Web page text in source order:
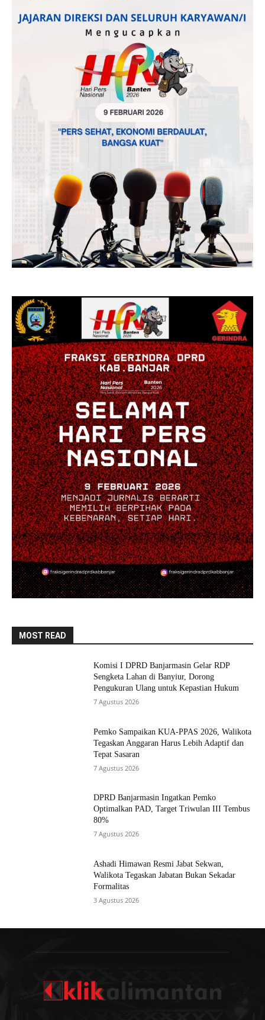
MOST READ
Komisi I DPRD Banjarmasin Gelar RDP
Sengketa Lahan di Banyiur, Dorong
Pengukuran Ulang untuk Kepastian Hukum
7 Agustus 2026
Pemko Sampaikan KUA-PPAS 2026, Walikota
Tegaskan Anggaran Harus Lebih Adaptif dan
Tepat Sasaran
7 Agustus 2026
DPRD Banjarmasin Ingatkan Pemko
Optimalkan PAD, Target Triwulan III Tembus
80%
7 Agustus 2026
Ashadi Himawan Resmi Jabat Sekwan,
Walikota Tegaskan Jabatan Bukan Sekadar
Formalitas
3 Agustus 2026